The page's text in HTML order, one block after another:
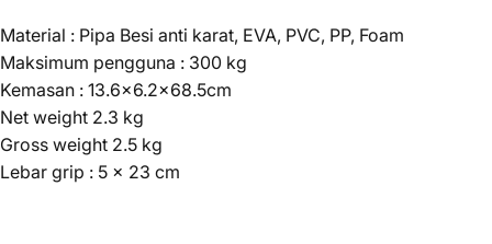
Material : Pipa Besi anti karat, EVA, PVC, PP, Foam
Maksimum pengguna : 300 kg
Kemasan : 13.6x6.2x68.5cm
Net weight 2.3 kg
Gross weight 2.5 kg
Lebar grip : 5 x 23 cm